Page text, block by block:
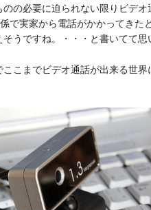
の必要に迫られない限りビデ
で実家から電話がかかってきた
うですね。・・・と書いてて思
こまでビデオ通話が出来る世